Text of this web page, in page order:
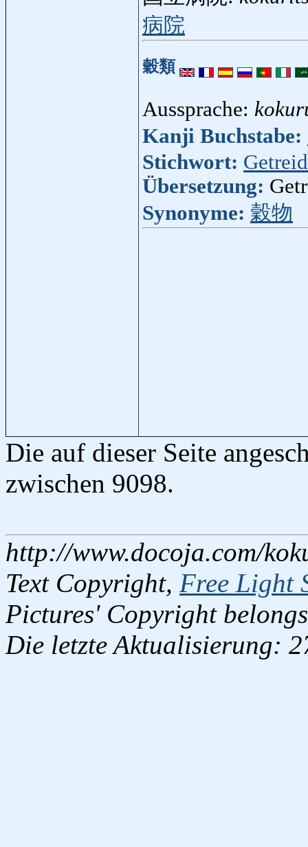
病院
穀類
Aussprache:
Kanji Buchstabe:
Stichwort:
Übersetzung:
Synonyme: 穀物
Die auf dieser Seite
zwischen 9098.
http://www.docoja.com/
Text Copyright, Free Light
Pictures' Copyright
Die letzte Aktualisierung: